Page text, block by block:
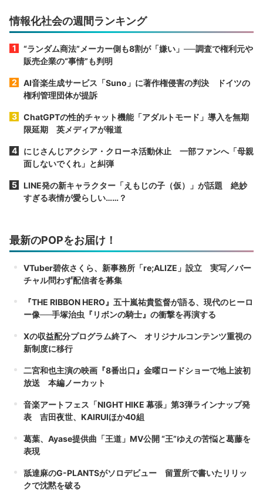
情報化社会の週間ランキング
“ランダム商法”メーカー側も8割が「嫌い」──調査で権利元や
販売企業の“事情”も判明
AI音楽生成サービス「Suno」に著作権侵害の判決 ドイツの
権利管理団体が提訴
ChatGPTの性的チャット機能「アダルトモード」導入を無期
限延期 英メディアが報道
にじさんじアクシア・クローネ活動休止 一部ファンへ「母親
面しないでくれ」と糾弾
LINE発の新キャラクター「えもじの子（仮）」が話題 絶妙
すぎる表情が愛らしい……？
最新のPOPをお届け！
VTuber碧依さくら、新事務所「re;ALIZE」設立 実写／バー
チャル問わず配信者を募集
『THE RIBBON HERO』五十嵐祐貴監督が語る、現代のヒーロ
ー像──手塚治虫『リボンの騎士』の衝撃を再演する
Xの収益配分プログラム終了へ オリジナルコンテンツ重視の
新制度に移行
二宮和也主演の映画『8番出口』金曜ロードショーで地上波初
放送 本編ノーカット
音楽アートフェス「NIGHT HIKE 幕張」第3弾ラインナップ発
表 吉田夜世、KAIRUIほか40組
葛葉、Ayase提供曲「王道」MV公開 “王”ゆえの苦悩と葛藤を
表現
舐達麻のG-PLANTSがソロデビュー 留置所で書いたリリッ
クで沈黙を破る